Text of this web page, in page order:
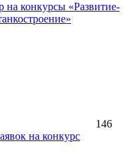
на конкурсы «Развитие-
146
на конкурс